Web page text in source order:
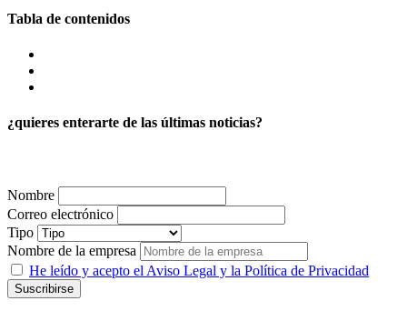
Tabla de contenidos
¿quieres enterarte de las últimas noticias?
Nombre
Correo electrónico
Tipo
Nombre de la empresa
He leído y acepto el Aviso Legal y la Política de Privacidad